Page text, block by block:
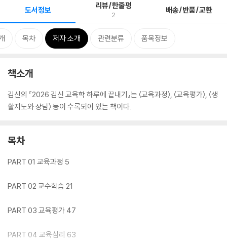
도서정보 리뷰/한줄평
2 배송/반품/교환
목차 저자 소개 관련분류 품목정보
책소개
김신의 『2026 김신 교육학 하루에 끝내기』는 〈교육과정〉, 〈교육평가〉, 〈생
활지도와 상담〉 등이 수록되어 있는 책이다.
목차
PART 01 교육과정 5
PART 02 교수학습 21
PART 03 교육평가 47
PART 04 교육심리 63